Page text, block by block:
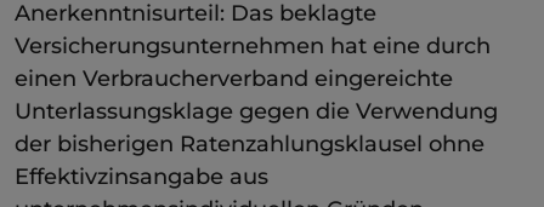
Anerkenntnisurteil: Das beklagte
Versicherungsunternehmen hat eine durch
einen Verbraucherverband eingereichte
Unterlassungsklage gegen die Verwendung
der bisherigen Ratenzahlungsklausel ohne
Effektivzinsangabe aus